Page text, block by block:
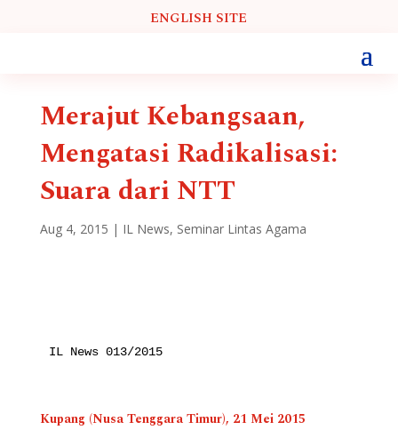
ENGLISH SITE
Merajut Kebangsaan,
Mengatasi Radikalisasi:
Suara dari NTT
Aug 4, 2015 | IL News, Seminar Lintas Agama
IL News 013/2015
Kupang (Nusa Tenggara Timur), 21 Mei 2015